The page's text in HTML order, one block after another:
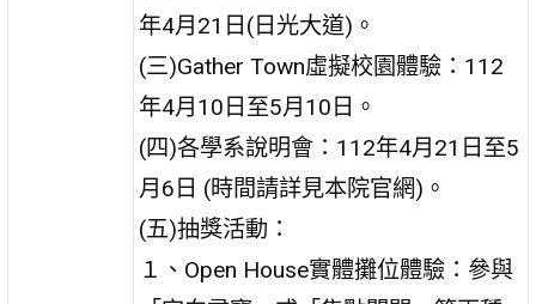
年4月21日(日光大道)。
(三)Gather Town虛擬校園體驗：112
年4月10日至5月10日。
(四)各學系說明會：112年4月21日至5
月6日 (時間請詳見本院官網)。
(五)抽獎活動：
１、Open House實體攤位體驗：參與